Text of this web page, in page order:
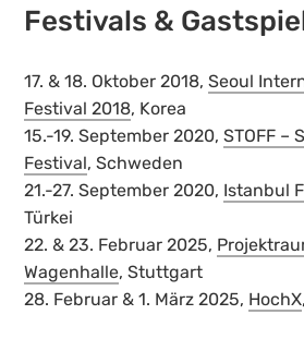
Festivals &
17. & 18. Oktober 2018,Seoul
Festival 2018, Korea
15.-19. September 2020,STOFF –
Festival, Schweden
21.-27. September 2020, Istanbul
Türkei
22. & 23. Februar 2025,
Wagenhalle, Stuttgart
28. Februar & 1. März 2025, HochX